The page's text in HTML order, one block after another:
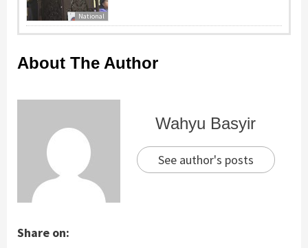
National
About The Author
Wahyu Basyir
See author's posts
Share on: